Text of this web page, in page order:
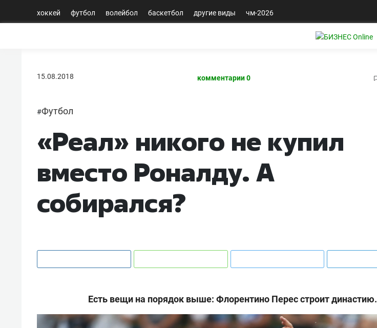
хоккей футбол волейбол баскетбол другие виды чм-2026
15.08.2018 комментарии 0
#Футбол
«Реал» никого не купил
вместо Роналду. А
собирался?
Есть вещи на порядок выше: Флорентино Перес строит династию.